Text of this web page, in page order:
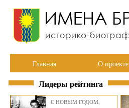
Главная О проекте
Лидеры рейтинга
С НОВЫМ ГОДОМ,